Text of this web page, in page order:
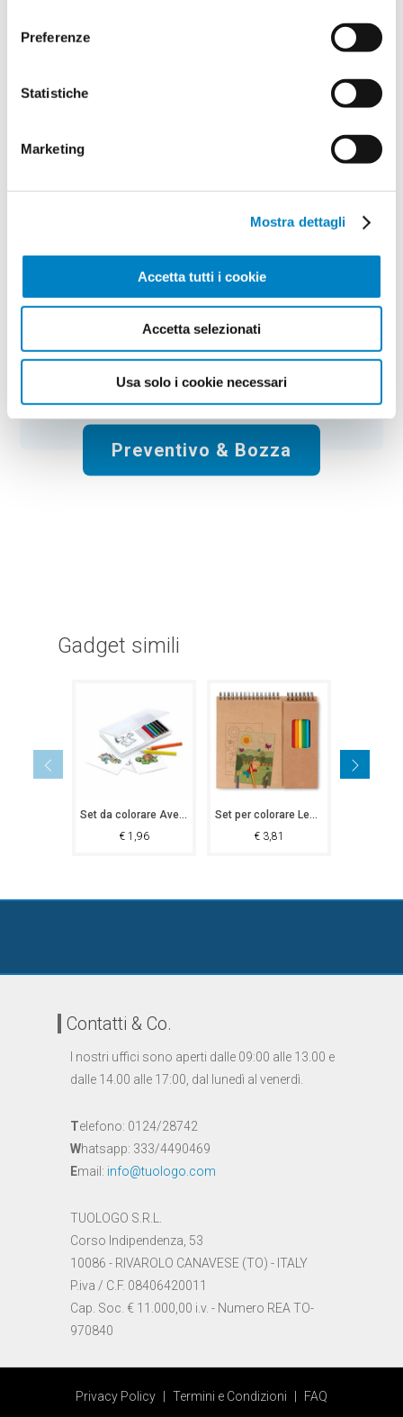
Preferenze
Statistiche
Marketing
Mostra dettagli
Accetta tutti i cookie
Accetta selezionati
Usa solo i cookie necessari
100
Il prezzo non include la stampa
Spese di spedizione:
€98.00
Preventivo & Bozza
Gadget simili
Set da colorare Avellino
€1,96
Set per colorare Lesina
€3,81
Contatti & Co.
I nostri uffici sono aperti dalle 09:00 alle 13.00 e
dalle 14.00 alle 17:00, dal lunedì al venerdì.
Telefono: 0124/28742
Whatsapp: 333/4490469
Email: info@tuologo.com
TUOLOGO S.R.L.
Corso Indipendenza, 53
10086 - RIVAROLO CANAVESE (TO) - ITALY
P.iva / C.F. 08406420011
Cap. Soc. € 11.000,00 i.v. - Numero REA TO-
970840
Privacy Policy Termini e Condizioni FAQ